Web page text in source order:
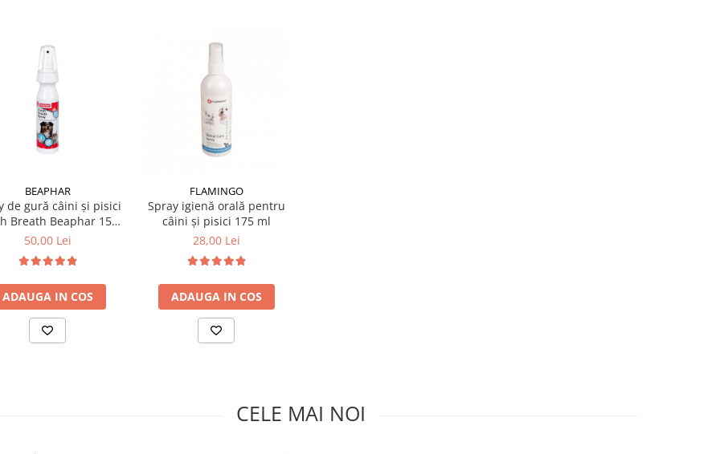
BEAPHAR
de gură câini și pisici
Breath Beaphar 150
ml
50,00 Lei
ADAUGA IN COS
FLAMINGO
Spray igienă orală pentru
câini și pisici 175 ml
28,00 Lei
ADAUGA IN COS
CELE MAI NOI